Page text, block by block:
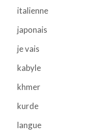
italienne
japonais
je vais
kabyle
khmer
kurde
langue